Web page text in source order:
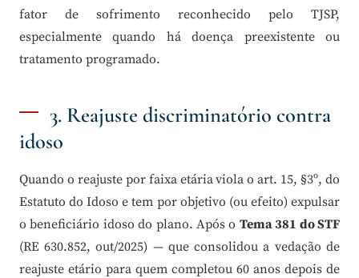
fator de sofrimento reconhecido pelo TJSP,
especialmente quando há doença preexistente ou
tratamento programado.
3. Reajuste discriminatório contra
idoso
Quando o reajuste por faixa etária viola o art. 15, §3º, do
Estatuto do Idoso e tem por objetivo (ou efeito) expulsar
o beneficiário idoso do plano. Após o Tema 381 do STF
(RE 630.852, out/2025) — que consolidou a vedação de
reajuste etário para quem completou 60 anos depois de